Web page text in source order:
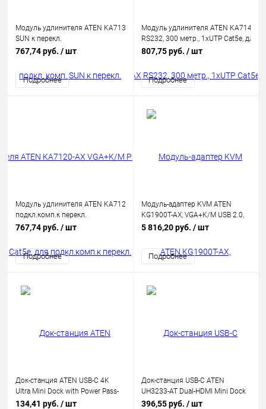
Модуль удлинителя ATEN KA7130-AX VGA+K/M, 50 метр., 1xUTP Cat5e,
SUN к перекл.
KH15xxA/KH15xxAi/KL15xxA/KL15xxAi/KH25xxA/KN21xxx/41xxx/11xxv/
767,74 руб. / шт
Подробнее
Модуль удлинителя ATEN KA7140-AX
RS232, 300 метр., 1xUTP Cat5e, для
RS232 устройств к перекл.
макс.разреш. 1600х1200, RJ45+DB9,
Female
807,75 руб. / шт
Подробнее
Модуль удлинителя ATEN KA7120-AX VGA+K/M PS/2, 50 метр., 1xUTP
подкл.комп.к перекл.
KH15xxA/KH15xxAi/KL15xxA/KL15xxAi/KH25xxA/KN21xxx/41xxx/11xxv/
767,74 руб. / шт
Подробнее
Модуль-адаптер KVM ATEN
KG1900T-AX, VGA+K/M USB 2.0,
100 метр., 1xUTP Cat5e, для
KG0016/KG0032,
макс.раз.1900х1200,
5 816,20 руб. / шт
Подробнее
Док-станция ATEN USB-C 4K
Ultra Mini Dock with Power Pass-
through (UH3235-AT)
134,41 руб. / шт
Док-станция USB-C ATEN
UH3233-AT Dual-HDMI Mini Dock
396,55 руб. / шт